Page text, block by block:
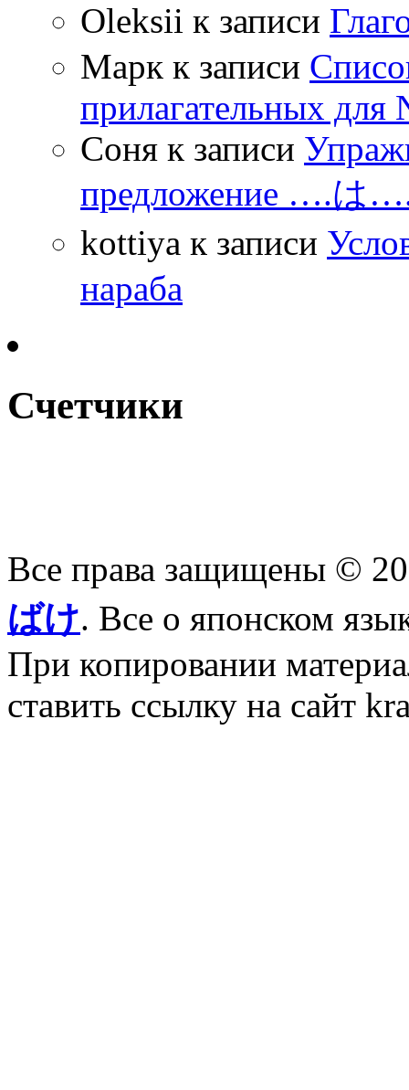
Oleksii к записи
Марк к записи
прилагательных для
Соня к записи
предложение ….は
kottiya к записи
нараба
Счетчики
Все права защищены ©
ばけ. Все о японском
При копировании
ставить ссылку на сайт